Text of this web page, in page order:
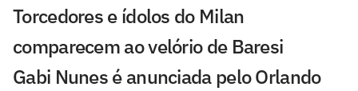
Torcedores e ídolos do Milan
comparecem ao velório de Baresi
Gabi Nunes é anunciada pelo Orlando